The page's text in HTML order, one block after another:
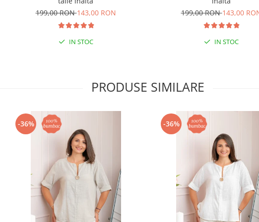
199,00 RON143,00 RON
IN STOC
199,00 RON143,00
IN STOC
PRODUSE SIMILARE
-36% -36%